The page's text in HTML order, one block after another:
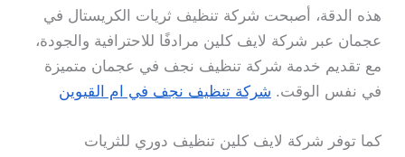
هذه الدقة، أصبحت شركة تنظيف ثريات الكريستال في
عجمان عبر شركة لايف كلين مرادفًا للاحترافية والجودة،
مع تقديم خدمة شركة تنظيف نجف في عجمان متميزة
في نفس الوقت. شركة تنظيف نجف في ام القيوين
كما توفر شركة لايف كلين تنظيف دوري للثريات